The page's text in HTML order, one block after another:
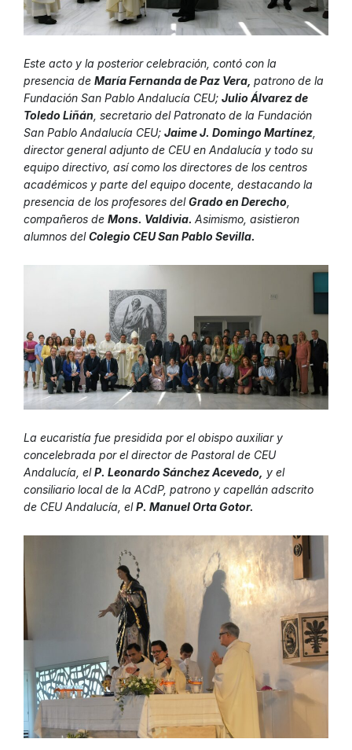
Este acto y la posterior celebración, contó con la
presencia de María Fernanda de Paz Vera, patrono de la
Fundación San Pablo Andalucía CEU; Julio Álvarez de
Toledo Liñán , secretario del Patronato de la Fundación
San Pablo Andalucía CEU; Jaime J. Domingo Martínez
director general adjunto de CEU en Andalucía y todo su
equipo directivo, así como los directores de los centros
académicos y parte del equipo docente, destacando la
presencia de los profesores delGrado en Derecho
compañeros de Mons. Valdivia. Asimismo, asistieron
alumnos delColegio CEU San Pablo Sevilla.
La eucaristía fue presidida por el obispo auxiliar y
concelebrada por el director de Pastoral de CEU
Andalucía, elP. Leonardo Sánchez Acevedo, y el
consiliario local de la ACdP, patrono y capellán adscrito
de CEU Andalucía, elP. Manuel Orta Gotor.